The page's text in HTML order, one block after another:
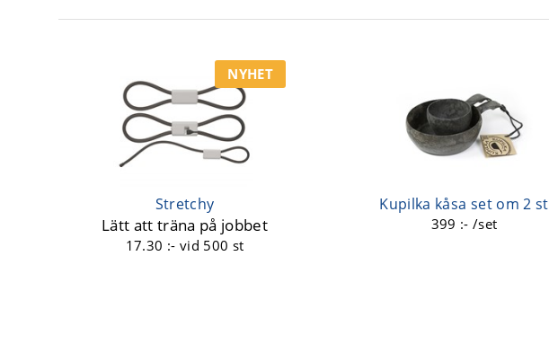
NYHET
Stretchy
Lätt att träna på jobbet
17.30 :- vid 500 st
Kupilka kåsa set om 2 st
399 :- /set